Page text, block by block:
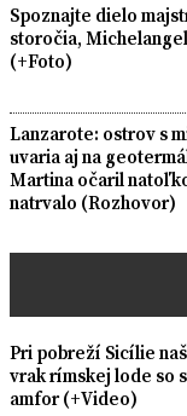
Spoznajte dielo
storočia,
(+Foto)
Lanzarote: ostrov s
uvaria aj na
Martina očaril
natrvalo (Rozhovor)
Pri pobreží Sicílie
vrak rímskej lode so
amfor (+Video)